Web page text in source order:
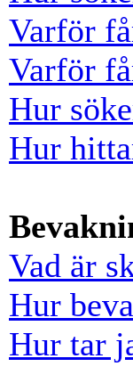
Varför
Varför
Hur
Hur
Vad är
Hur
Hur tar